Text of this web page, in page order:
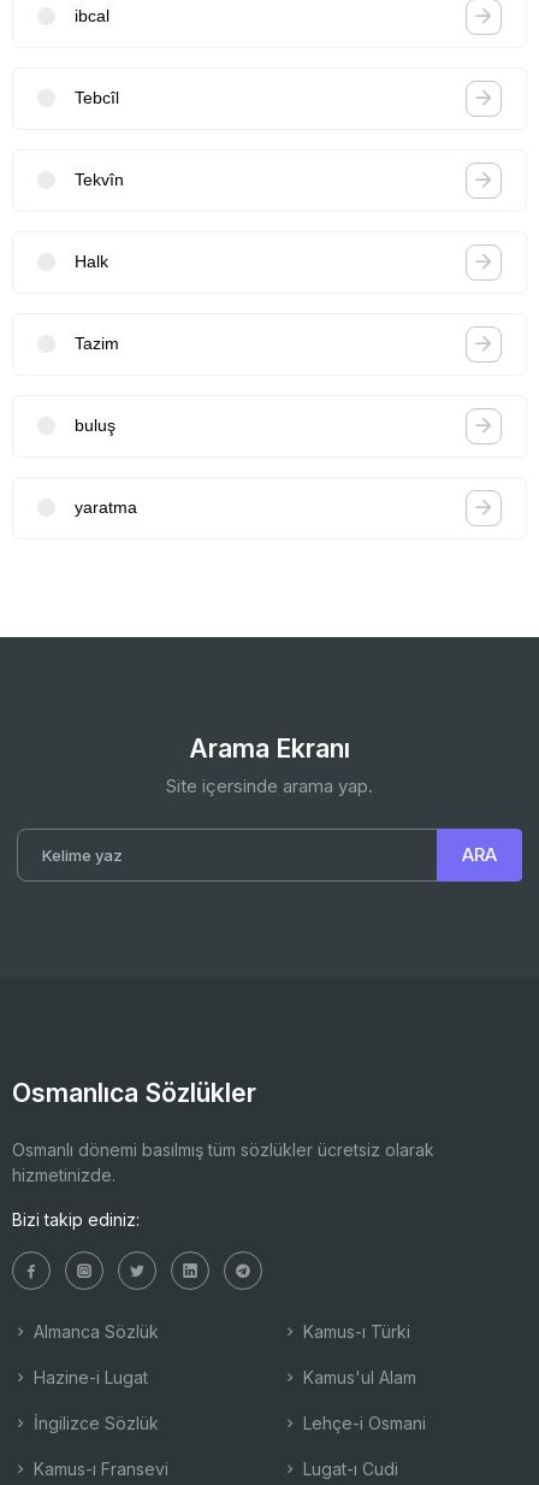
ibcal
Tebcîl
Tekvîn
Halk
Tazim
buluş
yaratma
Arama Ekranı
Site içersinde arama yap.
Osmanlıca Sözlükler
Osmanlı dönemi basılmış tüm sözlükler ücretsiz olarak
hizmetinizde.
Bizi takip ediniz:
Almanca Sözlük
Hazine-i Lugat
İngilizce Sözlük
Kamus-ı Fransevi
Kamus-ı Türki
Kamus'ul Alam
Lehçe-i Osmani
Lugat-ı Cudi